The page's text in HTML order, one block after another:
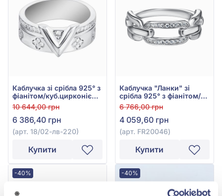
Каблучка зі срібла 925° з
фіанітом/куб.цирконієм,
арт. 18/02-лв-220
10 644,00 грн
6 386,40 грн
(арт. 18/02-лв-220)
Купити
Каблучка "Ланки" зі
срібла 925° з фіанітом/
куб.цирконієм, арт.
FR20046
6 766,00 грн
4 059,60 грн
(арт. FR20046)
Купити
-40% -40%